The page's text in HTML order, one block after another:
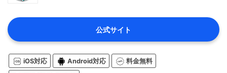
公式サイト
iOS対応 Android対応 料金無料